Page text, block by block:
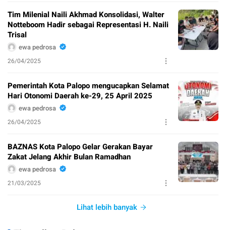
Tim Milenial Naili Akhmad Konsolidasi, Walter
Notteboom Hadir sebagai Representasi H. Naili
Trisal
ewa pedrosa
26/04/2025
Pemerintah Kota Palopo mengucapkan Selamat
Hari Otonomi Daerah ke-29, 25 April 2025
ewa pedrosa
26/04/2025
BAZNAS Kota Palopo Gelar Gerakan Bayar
Zakat Jelang Akhir Bulan Ramadhan
ewa pedrosa
21/03/2025
Lihat lebih banyak